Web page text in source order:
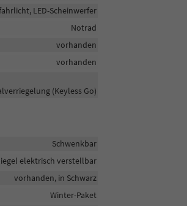
LED-Scheinwerfer
Notrad
vorhanden
vorhanden
(Keyless Go)
Schwenkbar
elektrisch verstellbar
vorhanden, in Schwarz
Winter-Paket